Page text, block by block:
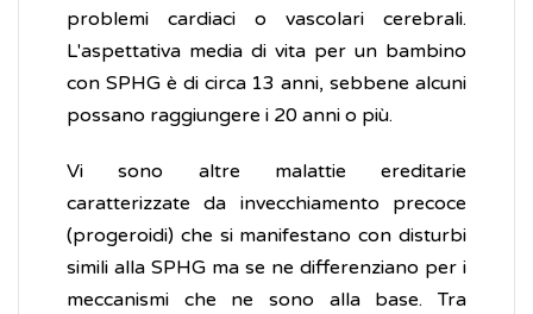
problemi cardiaci o vascolari cerebrali.
L'aspettativa media di vita per un bambino
con SPHG è di circa 13 anni, sebbene alcuni
possano raggiungere i 20 anni o più.
Vi sono altre malattie ereditarie
caratterizzate da invecchiamento precoce
(progeroidi) che si manifestano con disturbi
simili alla SPHG ma se ne differenziano per i
meccanismi che ne sono alla base. Tra